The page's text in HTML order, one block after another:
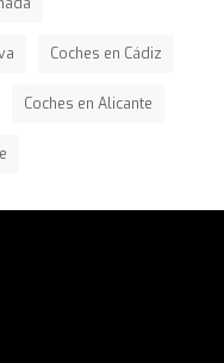
Coches en Cádiz
Coches en Alicante